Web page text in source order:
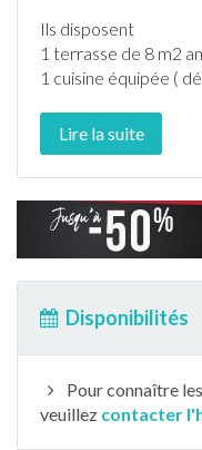
Ils disposent
1 terrasse de 8 m2
1 cuisine équipée (
Lire la suite
Disponibilités
Pour connaître
veuillez contacter